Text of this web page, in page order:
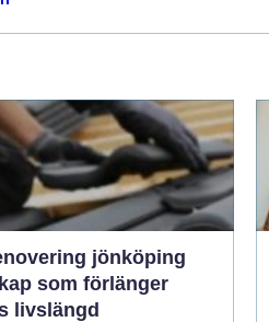
jönköping
som förlänger
livslängd